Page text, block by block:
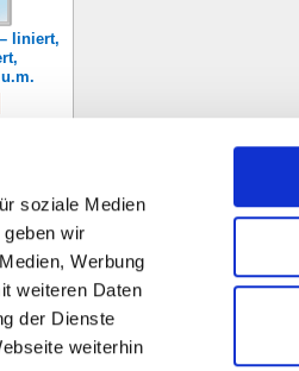
soziale Medien
wir
Werbung
weiteren Daten
der Dienste
weiterhin
liniert,